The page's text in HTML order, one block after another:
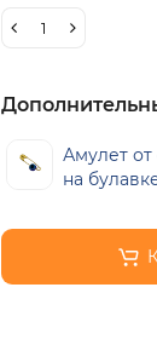
Амулет от
на